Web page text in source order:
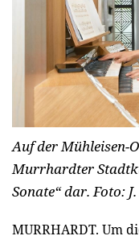
Auf der Mühleisen-
Murrhardter
Sonate“ dar.Foto:
MURRHARDT. Um